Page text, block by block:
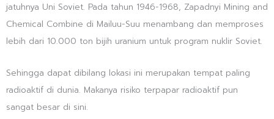
jatuhnya Uni Soviet. Pada tahun 1946-1968, Zapadnyi Mining and
Chemical Combine di Mailuu-Suu menambang dan memproses
lebih dari 10.000 ton bijih uranium untuk program nuklir Soviet.
Sehingga dapat dibilang lokasi ini merupakan tempat paling
radioaktif di dunia. Makanya risiko terpapar radioaktif pun
sangat besar di sini.